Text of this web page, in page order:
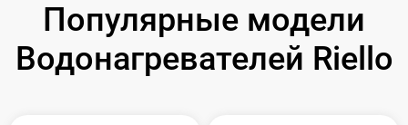
Популярные модели
Водонагревателей Riello